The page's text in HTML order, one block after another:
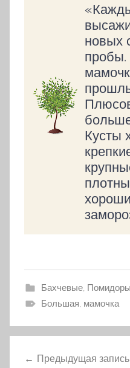
новых
Кусты
Бахчевые, Помидоры
Большая, мамочка
Навигация
Предыдущая запись